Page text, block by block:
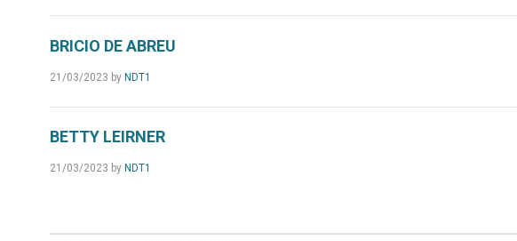
BRICIO DE ABREU
21/03/2023 by NDT1
BETTY LEIRNER
21/03/2023 by NDT1